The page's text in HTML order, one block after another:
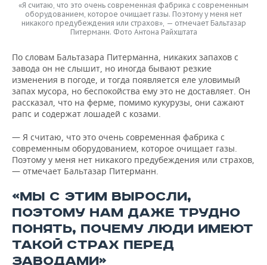
«Я считаю, что это очень современная фабрика с современным
оборудованием, которое очищает газы. Поэтому у меня нет
никакого предубеждения или страхов», — отмечает Бальтазар
Питерманн. Фото Антона Райхштата
По словам Бальтазара Питерманна, никаких запахов с
завода он не слышит, но иногда бывают резкие
изменения в погоде, и тогда появляется еле уловимый
запах мусора, но беспокойства ему это не доставляет. Он
рассказал, что на ферме, помимо кукурузы, они сажают
рапс и содержат лошадей с козами.
— Я считаю, что это очень современная фабрика с
современным оборудованием, которое очищает газы.
Поэтому у меня нет никакого предубеждения или страхов,
— отмечает Бальтазар Питерманн.
«МЫ С ЭТИМ ВЫРОСЛИ,
ПОЭТОМУ НАМ ДАЖЕ ТРУДНО
ПОНЯТЬ, ПОЧЕМУ ЛЮДИ ИМЕЮТ
ТАКОЙ СТРАХ ПЕРЕД
ЗАВОДАМИ»